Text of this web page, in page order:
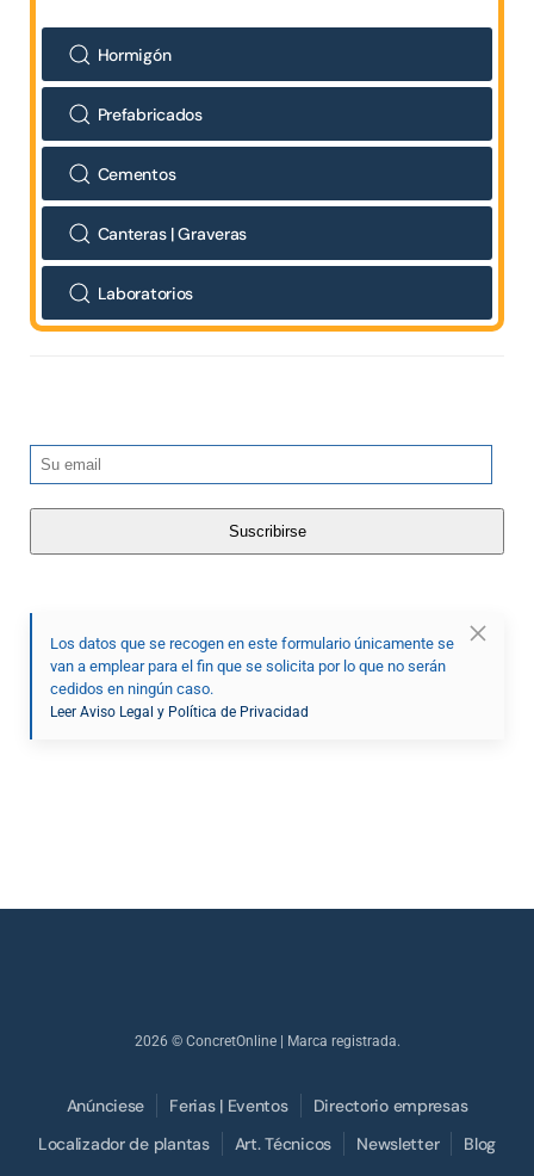
Hormigón
Prefabricados
Cementos
Canteras | Graveras
Laboratorios
Los datos que se recogen en este formulario únicamente se
van a emplear para el fin que se solicita por lo que no serán
cedidos en ningún caso.
Leer Aviso Legal y Política de Privacidad
2026 © ConcretOnline | Marca registrada.
Anúnciese Ferias | Eventos
Directorio empresas
Localizador de plantas
Art. Técnicos Newsletter Blog